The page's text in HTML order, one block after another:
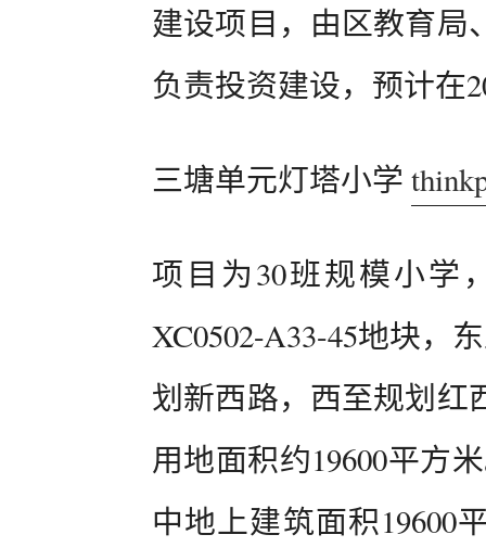
建设项目，由区教育局
负责投资建设，预计在
三塘单元灯塔小学
项目为30班规模小学
XC0502-A33-45地块，
划新西路，西至规划红
用地面积约19600平方
中地上建筑面积19600